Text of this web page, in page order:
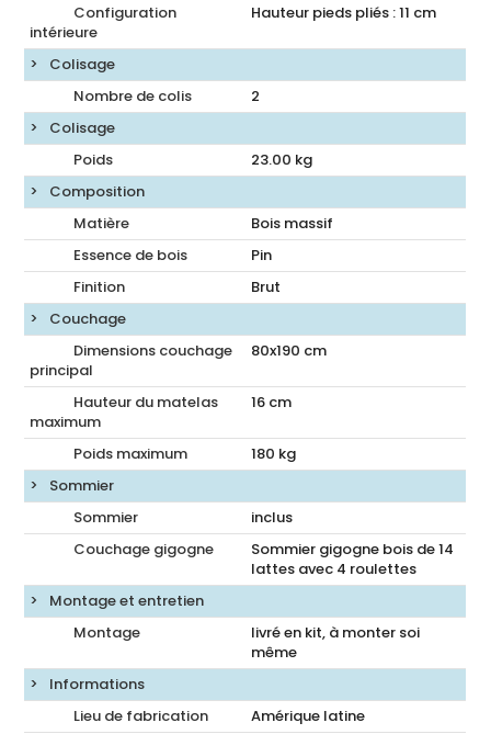
Configuration
intérieure
Hauteur pieds pliés : 11 cm
Colisage
Nombre de colis
2
Colisage
Poids
23.00 kg
Composition
Matière
Bois massif
Essence de bois
Pin
Finition
Brut
Couchage
Dimensions couchage
principal
80x190 cm
Hauteur du matelas
maximum
16 cm
Poids maximum
180 kg
Sommier
Sommier
inclus
Couchage gigogne
Sommier gigogne bois de 14
lattes avec 4 roulettes
Montage et entretien
Montage
livré en kit, à monter soi
même
Informations
Lieu de fabrication
Amérique latine